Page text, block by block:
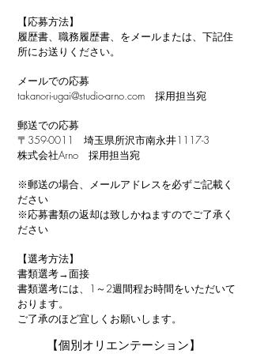
【応募方法】
履歴書、職務履歴書、をメールまたは、下記住
所にお送りください。
メールでの応募
takanori-ugai@studio-arno.com 採用担当宛
郵送での応募
〒359-0011 埼玉県所沢市南永井1117-3
株式会社Arno 採用担当宛
※郵送の場合、メールアドレスを必ずご記載く
ださい
※応募書類の返却は致しかねますのでご了承く
ださい
【選考方法】
書類選考→面接
書類選考には、1～2週間程お時間をいただいて
おります。
ご了承のほど宜しくお願いします。
【個別オリエンテーション】